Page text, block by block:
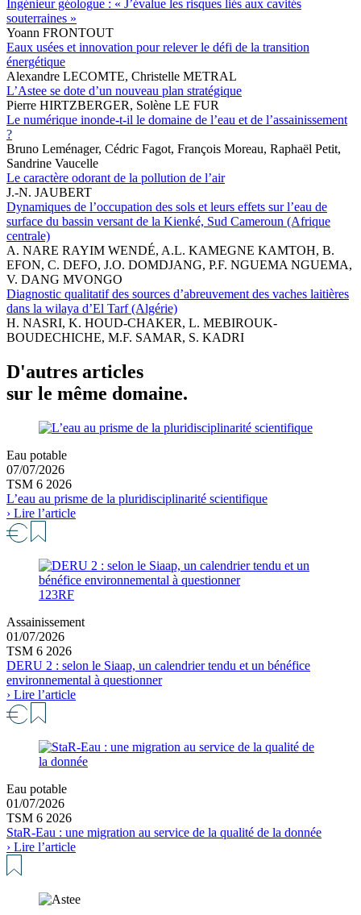
Ingénieur géologue : « J’évalue les risques liés aux cavités
souterraines »
Yoann FRONTOUT
Eaux usées et innovation pour relever le défi de la transition
énergétique
Alexandre LECOMTE, Christelle METRAL
L’Astee se dote d’un nouveau plan stratégique
Pierre HIRTZBERGER, Solène LE FUR
Le numérique inonde-t-il le domaine de l’eau et de l’assainissement
?
Bruno Leménager, Cédric Fagot, François Moreau, Raphaël Petit,
Sandrine Vaucelle
Le caractère odorant de la pollution de l’air
J.-N. JAUBERT
Dynamiques de l’occupation des sols et leurs effets sur l’eau de
surface du bassin versant de la Kienké, Sud Cameroun (Afrique
centrale)
A. NARE RAYIM WENDÉ, A.L. KAMEGNE KAMTOH, B.
EFON, C. DEFO, J.O. DOMDJANG, P.F. NGUEMA NGUEMA,
V. DANG MVONGO
Diagnostic qualitatif des sources d’abreuvement des vaches laitières
dans la wilaya d’El Tarf (Algérie)
H. NASRI, K. HOUD-CHAKER, L. MEBIROUK-
BOUDECHICHE, M.F. SAMAR, S. KADRI
D'autres articles
sur le même domaine.
Eau potable
07/07/2026
TSM 6 2026
L’eau au prisme de la pluridisciplinarité scientifique
› Lire l’article
123RF
Assainissement
01/07/2026
TSM 6 2026
DERU 2 : selon le Siaap, un calendrier tendu et un bénéfice
environnemental à questionner
› Lire l’article
Eau potable
01/07/2026
TSM 6 2026
StaR-Eau : une migration au service de la qualité de la donnée
› Lire l’article